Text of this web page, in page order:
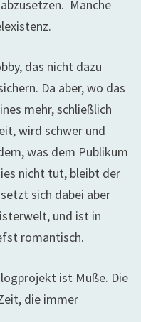
Manche
das nicht dazu
Da aber, wo das
mehr, schließlich
wird schwer und
was dem Publikum
nicht tut, bleibt der
sich dabei aber
und ist in
romantisch.
ist Muße. Die
die immer